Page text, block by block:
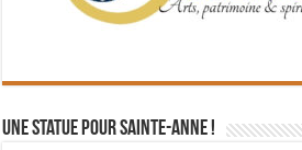
Une statue pour Sainte-Anne !